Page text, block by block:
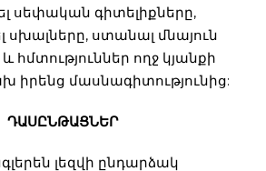
սեփական գիտելիքները,
սխալները, ստանալ մնայուն
հմտություններ ողջ կյանքի
իրենց մասնագիտությունից:
ԴԱՍԸՆԹԱՑՆԵՐ
լեզվի ընդարձակ